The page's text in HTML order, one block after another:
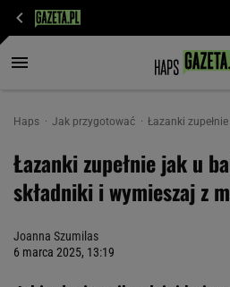
Haps Jak przygotować Łazanki
Łazanki zupełnie jak u
składniki i wymieszaj z
Joanna Szumilas
6 marca 2025, 13:19